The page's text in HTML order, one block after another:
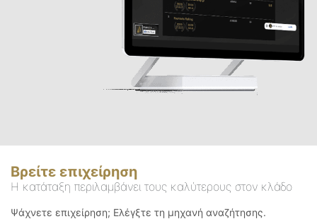
Βρείτε επιχείρηση
Η κατάταξη περιλαμβάνει τους καλύτερους στον κλάδο
Ψάχνετε επιχείρηση; Ελέγξτε τη μηχανή αναζήτησης.